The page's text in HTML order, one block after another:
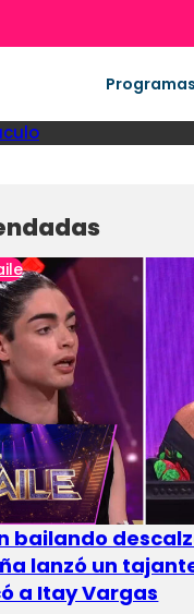
Programas
bailando
lanzó un
a Itay Vargas